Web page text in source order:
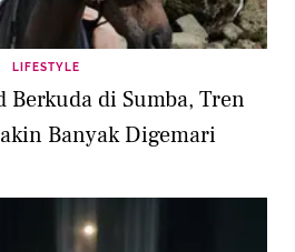
LIFESTYLE
Berkuda di Sumba, Tren
Banyak Digemari